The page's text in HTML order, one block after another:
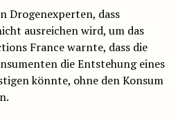
Drogenexperten, dass
ausreichen wird, um das
France warnte, dass die
die Entstehung eines
könnte, ohne den Konsum